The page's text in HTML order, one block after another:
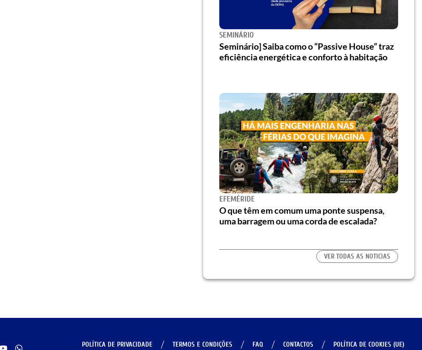
SEMINÁRIO
Seminário] Saiba como o “Passive House” traz
eficiência energética e conforto à habitação
EFEMÉRIDE
O que têm em comum uma ponte suspensa,
uma barragem ou uma corda de escalada?
VER TODAS AS NOTICIAS
POLÍTICA DE PRIVACIDADE TERMOS E CONDIÇÕES FAQ CONTACTOS POLÍTICA DE COOKIES (UE)